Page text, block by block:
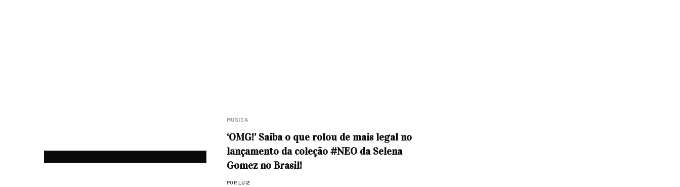
MÚSICA
‘OMG!’ Saiba o que rolou de mais legal no
lançamento da coleção #NEO da Selena
Gomez no Brasil!
POR LUIZ